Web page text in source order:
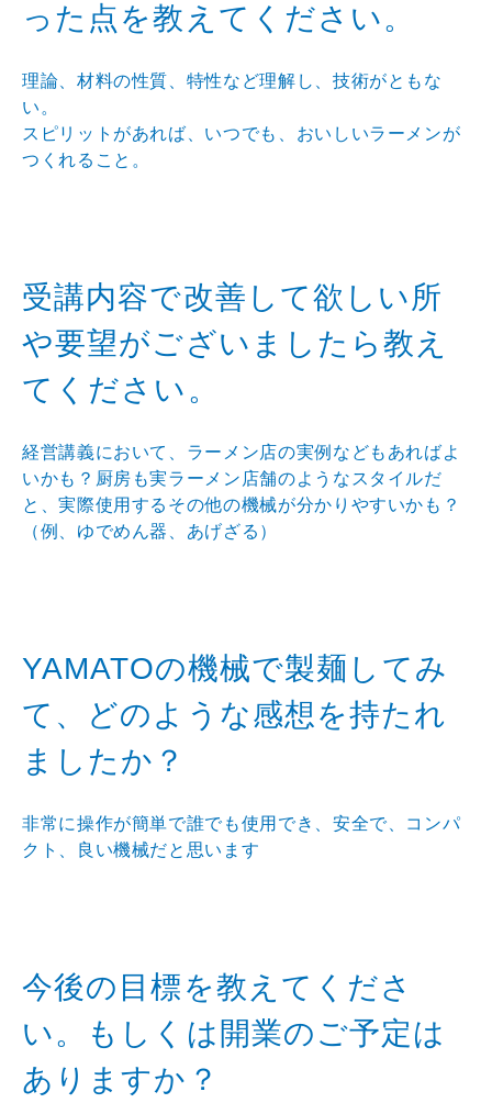
った点を教えてください。
理論、材料の性質、特性など理解し、技術がともな
い。
スピリットがあれば、いつでも、おいしいラーメンが
つくれること。
受講内容で改善して欲しい所
や要望がございましたら教え
てください。
経営講義において、ラーメン店の実例などもあればよ
いかも？厨房も実ラーメン店舗のようなスタイルだ
と、実際使用するその他の機械が分かりやすいかも？
（例、ゆでめん器、あげざる）
YAMATOの機械で製麺してみ
て、どのような感想を持たれ
ましたか？
非常に操作が簡単で誰でも使用でき、安全で、コンパ
クト、良い機械だと思います
今後の目標を教えてくださ
い。もしくは開業のご予定は
ありますか？